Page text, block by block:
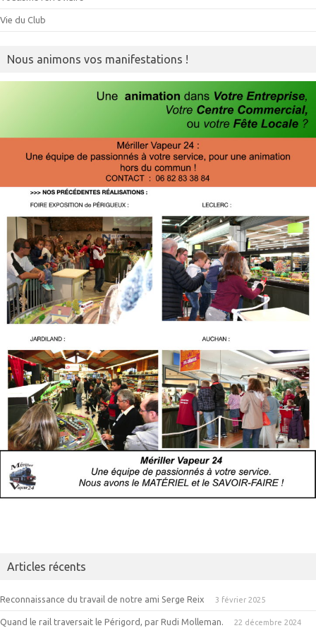
Vie du Club
Nous animons vos manifestations !
Articles récents
Reconnaissance du travail de notre ami Serge Reix 3 février 2025
Quand le rail traversait le Périgord, par Rudi Molleman. 22 décembre 2024